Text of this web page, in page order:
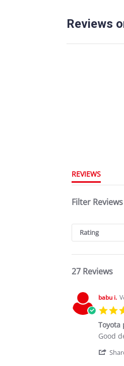
Reviews
REVIEWS
Filter Reviews
Rating
27 Reviews
babu i.
Toyota
Review
babu
review
Toyota
Good